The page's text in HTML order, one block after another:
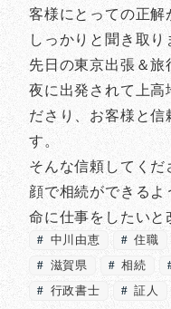
客様にとっての正解
しっかりと聞き取り
先日の東京出張＆旅
夜に出発されて上高
ださり、お客様と信
す。
そんな信頼してく
顔で相続ができる
命に仕事をしたいと
中川由恵 住職
滋賀県
相続
行政書士
証人